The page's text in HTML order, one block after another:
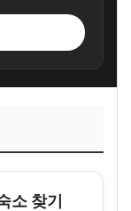
소 찾기